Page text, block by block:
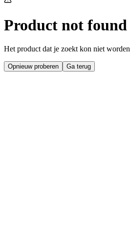
Product not found
Het product dat je zoekt kon niet
Opnieuw proberen Ga terug